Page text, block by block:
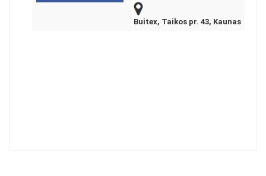
Buitex, Taikos pr. 43, Kaunas